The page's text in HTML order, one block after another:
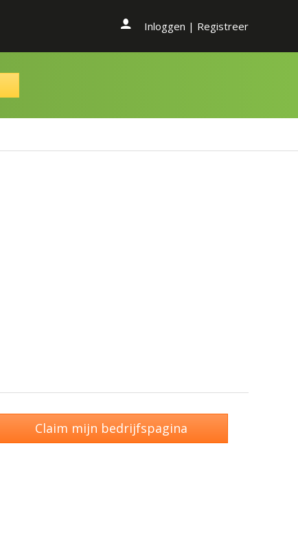
Inloggen | Registreer
Claim mijn bedrijfspagina